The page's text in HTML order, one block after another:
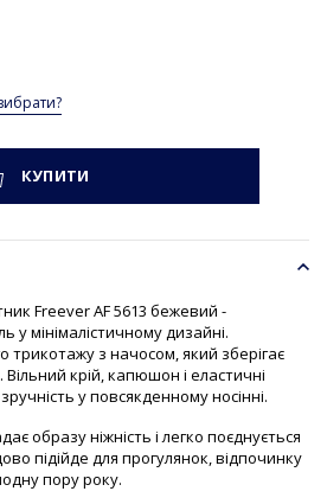
КУПИТИ
Freever AF 5613 бежевий -
у мінімалістичному дизайні.
трикотажу з начосом, який зберігає
крій, капюшон і еластичні
у повсякденному носінні.
образу ніжність і легко поєднується
підійде для прогулянок, відпочинку
пору року.